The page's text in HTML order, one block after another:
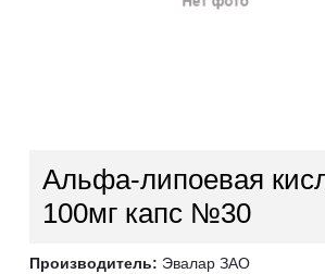
Альфа-липоевая
100мг капс №30
Производитель: Эвалар ЗАО